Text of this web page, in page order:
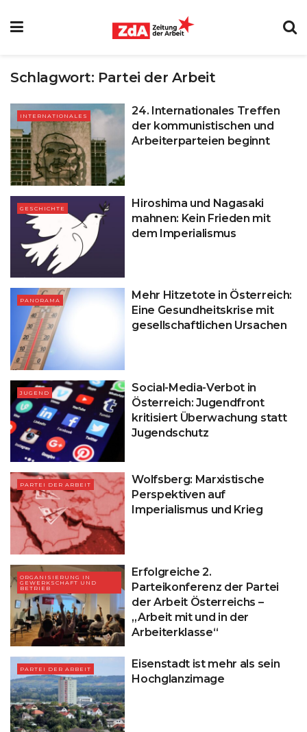
Schlagwort: Partei der Arbeit
INTERNATIONALES
24. Internationales Treffen
der kommunistischen und
Arbeiterparteien beginnt
GESCHICHTE
Hiroshima und Nagasaki
mahnen: Kein Frieden mit
dem Imperialismus
PANORAMA
Mehr Hitzetote in Österreich:
Eine Gesundheitskrise mit
gesellschaftlichen Ursachen
JUGEND
Social-Media-Verbot in
Österreich: Jugendfront
kritisiert Überwachung statt
Jugendschutz
PARTEI DER ARBEIT
Wolfsberg: Marxistische
Perspektiven auf
Imperialismus und Krieg
ORGANISIERUNG IN
GEWERKSCHAFT UND
BETRIEB
Erfolgreiche 2.
Parteikonferenz der Partei
der Arbeit Österreichs –
„Arbeit mit und in der
Arbeiterklasse“
PARTEI DER ARBEIT
Eisenstadt ist mehr als sein
Hochglanzimage